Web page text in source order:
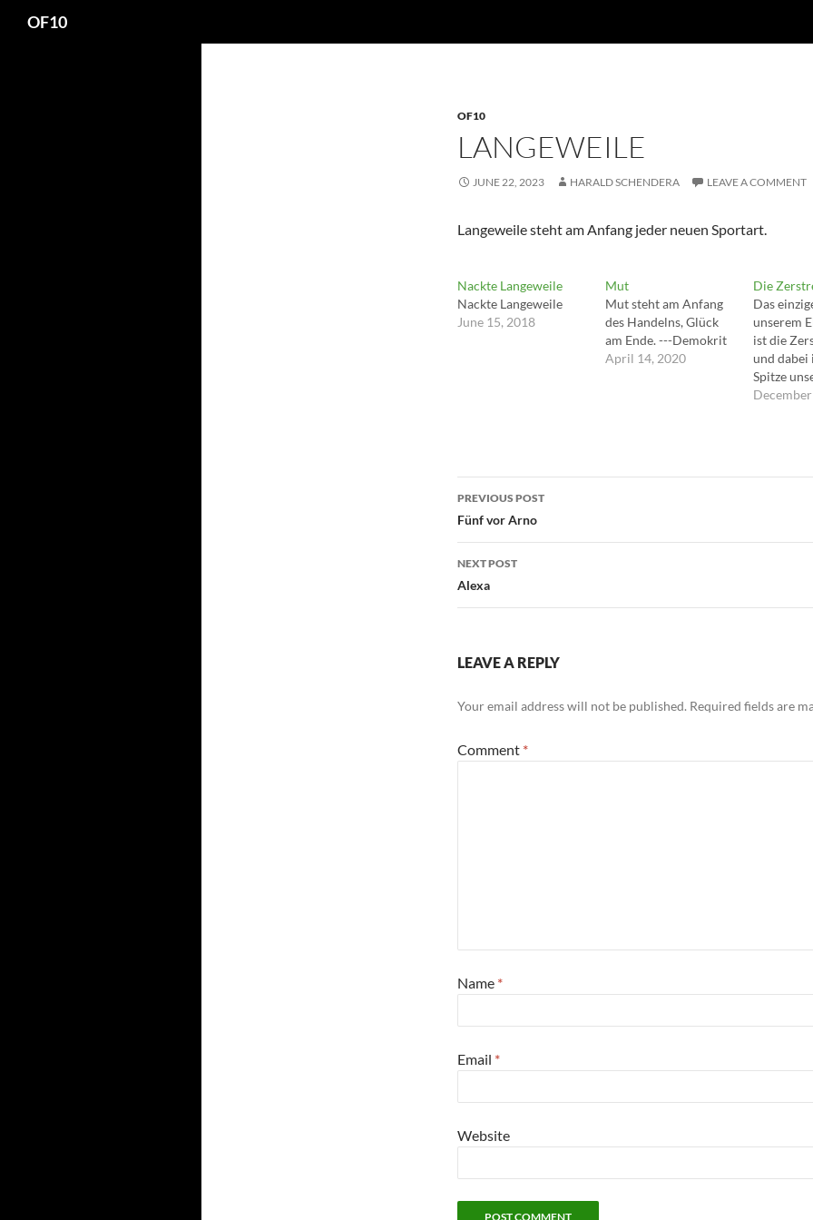
OF10
OF10
LANGEWEILE
JUNE 22, 2023 HARALD SCHENDERA LEAVE A COMMENT
Langeweile steht am Anfang jeder neuen Sportart.
Nackte Langeweile
Nackte Langeweile
June 15, 2018
Mut
Mut steht am Anfang
des Handelns, Glück
am Ende. ---Demokrit
April 14, 2020
Die
Das
unserem
ist die
und dabei
Spitze
denn sie
Post
navigation
PREVIOUS POST
Fünf vor Arno
NEXT POST
Alexa
LEAVE A REPLY
Your email address will not be published. Required fields are
Comment *
Name *
Email *
Website